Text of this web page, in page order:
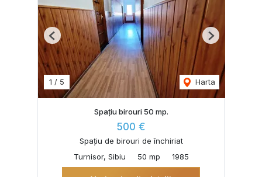
1 / 5 Harta
Previous Next
Spațiu birouri 50 mp.
500 €
Spațiu de birouri de închiriat
Turnisor, Sibiu
50 mp 1985